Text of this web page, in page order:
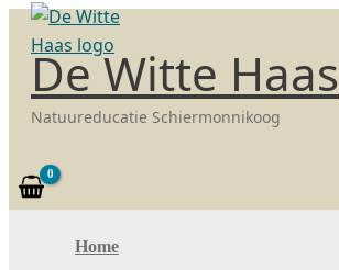
Ga
naar
inhoud
De Witte Haas
Natuureducatie Schiermonnikoog
Home